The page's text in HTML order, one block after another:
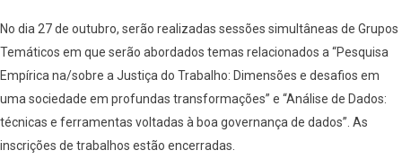
No dia 27 de outubro, serão realizadas sessões simultâneas de Grupos
Temáticos em que serão abordados temas relacionados a “Pesquisa
Empírica na/sobre a Justiça do Trabalho: Dimensões e desafios em
uma sociedade em profundas transformações” e “Análise de Dados:
técnicas e ferramentas voltadas à boa governança de dados”. As
inscrições de trabalhos estão encerradas.